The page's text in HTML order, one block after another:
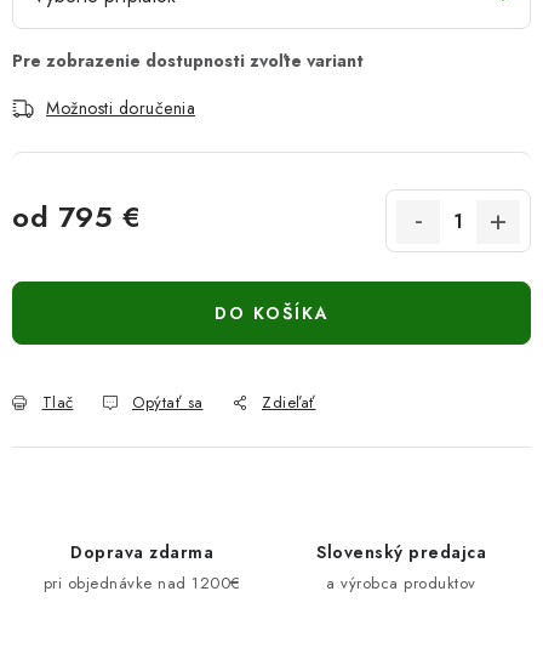
Možnosti doručenia
od 795 €
DO KOŠÍKA
Tlač Opýtať sa Zdieľať
Doprava zdarma
pri objednávke nad 1200€
Slovenský predajca
a výrobca produktov